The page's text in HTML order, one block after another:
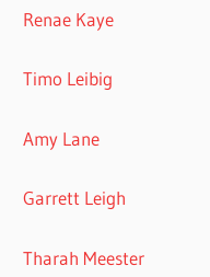
Renae Kaye
Timo Leibig
Amy Lane
Garrett Leigh
Tharah Meester